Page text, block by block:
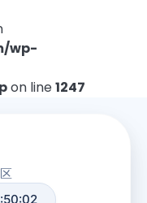
wp-
on line1247